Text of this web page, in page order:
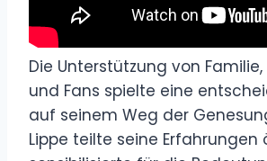
Die Unterstützung von Familie,
und Fans spielte eine
auf seinem Weg der
Lippe teilte seine